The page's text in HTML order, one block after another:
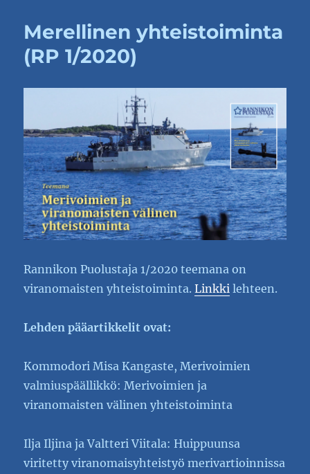
Merellinen yhteistoiminta
(RP 1/2020)
Rannikon Puolustaja 1/2020 teemana on
viranomaisten yhteistoiminta.Linkki lehteen.
Lehden pääartikkelit ovat:
Kommodori Misa Kangaste, Merivoimien
valmiuspäällikkö: Merivoimien ja
viranomaisten välinen yhteistoiminta
Ilja Iljina ja Valtteri Viitala: Huippuunsa
viritetty viranomaisyhteistyö merivartioinnissa